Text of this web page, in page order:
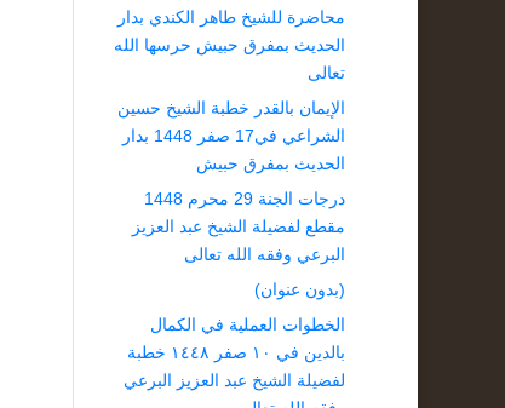
محاضرة للشيخ طاهر الكندي بدار
الحديث بمفرق حبيش حرسها الله
تعالى
الإيمان بالقدر خطبة الشيخ حسين
الشراعي في17 صفر 1448 بدار
الحديث بمفرق حبيش
درجات الجنة 29 محرم 1448
مقطع لفضيلة الشيخ عبد العزيز
البرعي وفقه الله تعالى
(بدون عنوان)
الخطوات العملية في الكمال
بالدين في ١٠ صفر ١٤٤٨ خطبة
لفضيلة الشيخ عبد العزيز البرعي